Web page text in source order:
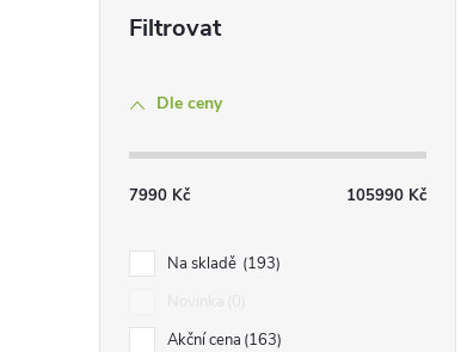
Dle ceny
7990 Kč 105990 Kč
Na skladě 193
Akční cena 163